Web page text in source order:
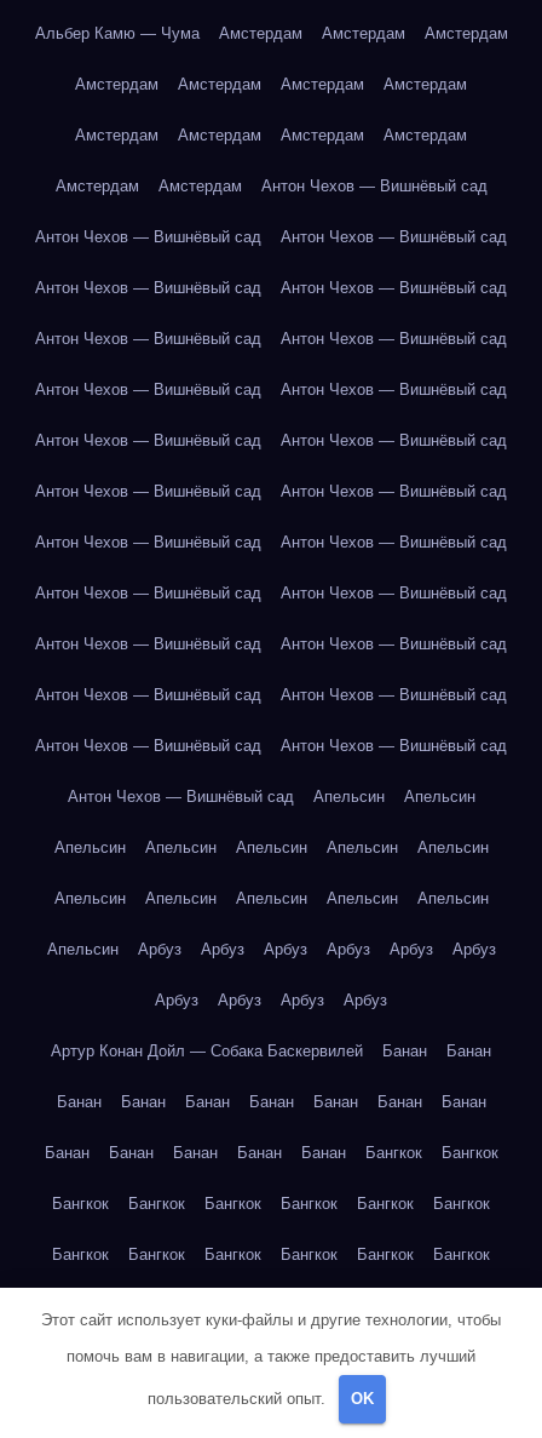
Альбер Камю — Чума Амстердам Амстердам Амстердам
Амстердам Амстердам Амстердам Амстердам
Амстердам Амстердам Амстердам Амстердам
Амстердам Амстердам Антон Чехов — Вишнёвый сад
Антон Чехов — Вишнёвый сад Антон Чехов — Вишнёвый сад
Антон Чехов — Вишнёвый сад Антон Чехов — Вишнёвый сад
Антон Чехов — Вишнёвый сад Антон Чехов — Вишнёвый сад
Антон Чехов — Вишнёвый сад Антон Чехов — Вишнёвый сад
Антон Чехов — Вишнёвый сад Антон Чехов — Вишнёвый сад
Антон Чехов — Вишнёвый сад Антон Чехов — Вишнёвый сад
Антон Чехов — Вишнёвый сад Антон Чехов — Вишнёвый сад
Антон Чехов — Вишнёвый сад Антон Чехов — Вишнёвый сад
Антон Чехов — Вишнёвый сад Антон Чехов — Вишнёвый сад
Антон Чехов — Вишнёвый сад Антон Чехов — Вишнёвый сад
Антон Чехов — Вишнёвый сад Антон Чехов — Вишнёвый сад
Антон Чехов — Вишнёвый сад Апельсин Апельсин
Апельсин Апельсин Апельсин Апельсин Апельсин
Апельсин Апельсин Апельсин Апельсин Апельсин
Апельсин Арбуз Арбуз Арбуз Арбуз Арбуз Арбуз
Арбуз Арбуз Арбуз Арбуз
Артур Конан Дойл — Собака Баскервилей Банан Банан
Банан Банан Банан Банан Банан Банан Банан
Банан Банан Банан Банан Банан Бангкок Бангкок
Бангкок Бангкок Бангкок Бангкок Бангкок Бангкок
Бангкок Бангкок Бангкок Бангкок Бангкок Бангкок
Бангкок Бангкок Бангкок Берлин Берлин Берлин
Берлин Берлин Берлин Берлин
Этот сайт использует куки-файлы и другие технологии, чтобы
помочь вам в навигации, а также предоставить лучший
пользовательский опыт. OK